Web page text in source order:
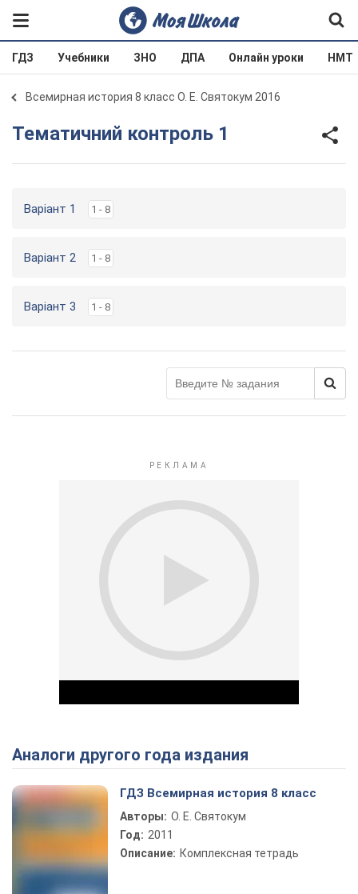
ГДЗ Учебники ЗНО ДПА Онлайн уроки НМТ
Всемирная история 8 класс О. Е. Святокум 2016
Тематичний контроль 1
Варіант 1 1 - 8
Варіант 2 1 - 8
Варіант 3 1 - 8
Play Video
Аналоги другого года издания
ГДЗ Всемирная история 8 класс
Авторы: О. Е. Святокум
Год: 2011
Описание: Комплексная тетрадь